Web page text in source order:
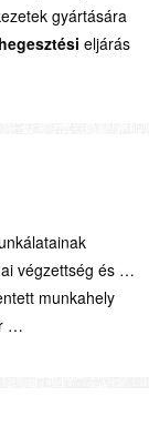
gyártására
hegesztési eljárás
végzettség és …
munkahely
…